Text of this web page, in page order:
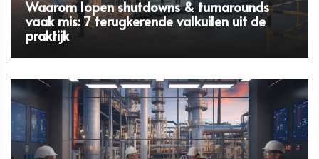
Waarom lopen shutdowns & turnarounds
vaak mis: 7 terugkerende valkuilen uit de
praktijk